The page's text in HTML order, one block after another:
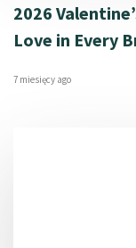
2026
Love in Every
7 miesięcy ago